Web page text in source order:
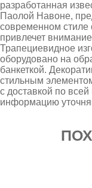
разработанная
Паолой Навоне,
современном стиле
привлечет
Трапециевидное
оборудовано на
банкеткой.
стильным
с доставкой по
информацию